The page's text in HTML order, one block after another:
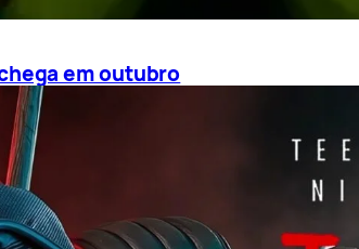
em outubro